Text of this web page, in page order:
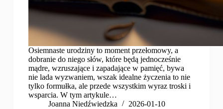
Osiemnaste urodziny to moment przełomowy, a
dobranie do niego słów, które będą jednocześnie
mądre, wzruszające i zapadające w pamięć, bywa
nie lada wyzwaniem, wszak idealne życzenia to nie
tylko formułka, ale przede wszystkim wyraz troski i
wsparcia. W tym artykule…
Joanna Niedźwiedzka
2026-01-10